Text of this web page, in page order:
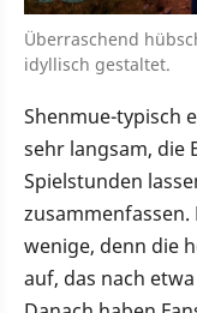
Überraschend
idyllisch gestaltet.
Shenmue-typisch
sehr langsam, die
Spielstunden
wenige, denn die
auf, das nach